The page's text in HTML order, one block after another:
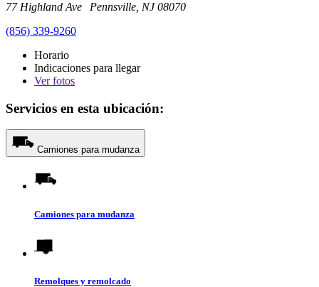
77 Highland Ave Pennsville, NJ 08070
(856) 339-9260
Horario
Indicaciones para llegar
Verfotos
Servicios en esta ubicación:
Camiones para mudanza
Camiones para mudanza
Remolques y remolcado